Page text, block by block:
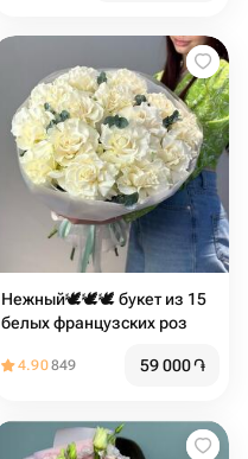
Нежный🕊️🕊️🕊️ букет из 15
белых французских роз
4.90849 59 000֏